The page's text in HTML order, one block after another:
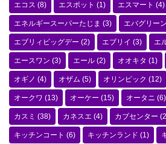
エコス (8) エスポット (1) エスマート (4)
エネルギースーパーたじま (3) エバグリーン
エブリィビッグデー (2) エブリイ (3) エ
エースワン (3) エール (2) オオキタ (1)
オギノ (4) オザム (5) オリンピック (12)
オークワ (13) オーケー (15) オータニ (6)
カスミ (38) カネスエ (4) カブセンター
キッチンコート (6) キッチンランド (1)